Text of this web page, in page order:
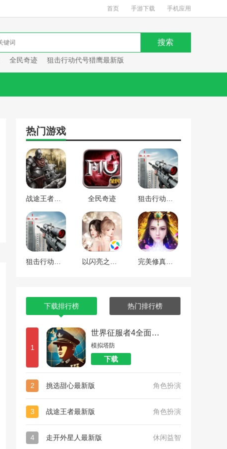
首页 手游下载 手机应用
全民奇迹 狙击行动代号猎鹰最新版
热门游戏
全民奇迹
下载排行榜 热门排行榜
1
世界征服者4全面战争
模拟塔防
下载
2 挑选甜心最新版 角色扮演
3 战途王者最新版 角色扮演
4 走开外星人最新版 休闲益智